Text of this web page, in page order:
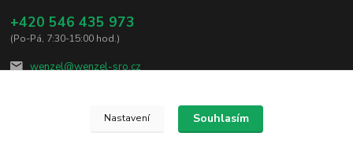
+420 546 435 973
(Po-Pá, 7:30-15:00 hod.)
wenzel@wenzel-sro.cz
Nastavení Souhlasím